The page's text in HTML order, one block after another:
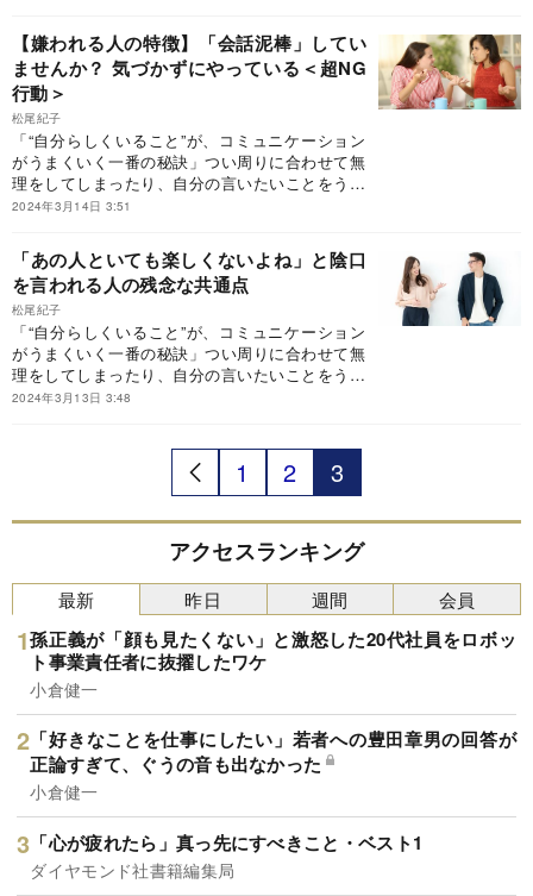
うどいい話し方』は、そんないつも周りを気遣う
ことのできる人に向けて作られた書籍として注目
を集めている。アナウンサー歴30年超でありなが
ら、実はもともと極度の人見知りで「人前で話す
のがずっと苦手」だった著者による、「大人にふ
さわしい会話のテクニック」が多数掲載されてい
る。自分と相手が調和するコミュニケーションの
秘密がわかる本書。今回はその中から特別に「自
分らしい会話をする秘訣」を紹介します。
【嫌われる人の特徴】「会話泥棒」してい
ませんか？ 気づかずにやっている＜超NG
行動＞
松尾紀子
「“自分らしくいること”が、コミュニケーション
がうまくいく一番の秘訣」つい周りに合わせて無
理をしてしまったり、自分の言いたいことをうま
く言えなかったり…そうして、悩んだ経験はあり
うどいい話し方』は、そんないつも周りを気遣う
ことのできる人に向けて作られた書籍として注目
を集めている。アナウンサー歴30年超でありなが
ら、実はもともと極度の人見知りで「人前で話す
のがずっと苦手」だった著者による、「大人にふ
さわしい会話のテクニック」が多数掲載されてい
る。自分と相手が調和するコミュニケーションの
秘密がわかる本書。今回はその中から特別に「自
2024年3月14日 3:51
「あの人といても楽しくないよね」と陰口
を言われる人の残念な共通点
松尾紀子
「“自分らしくいること”が、コミュニケーション
がうまくいく一番の秘訣」つい周りに合わせて無
理をしてしまったり、自分の言いたいことをうま
く言えなかったり…そうして、悩んだ経験はあり
ことのできる人に向けて作られた書籍として注目
を集めている。アナウンサー歴30年超でありなが
ら、実はもともと極度の人見知りで「人前で話す
のがずっと苦手」だった著者による、「大人にふ
さわしい会話のテクニック」が多数掲載されてい
る。自分と相手が調和するコミュニケーションの
秘密がわかる本書。今回はその中から特別に「自
分らしい会話をする秘訣」を紹介します。
2024年3月13日 3:48
1 2 3
アクセスランキング
最新
孫正義が「顔も見たくない」と激怒した20代社員をロボッ
ト事業責任者に抜擢したワケ
小倉健一
「好きなことを仕事にしたい」若者への豊田章男の回答が
正論すぎて、ぐうの音も出なかった
小倉健一
「心が疲れたら」真っ先にすべきこと・ベスト1
ダイヤモンド社書籍編集局
昨日 週間 会員